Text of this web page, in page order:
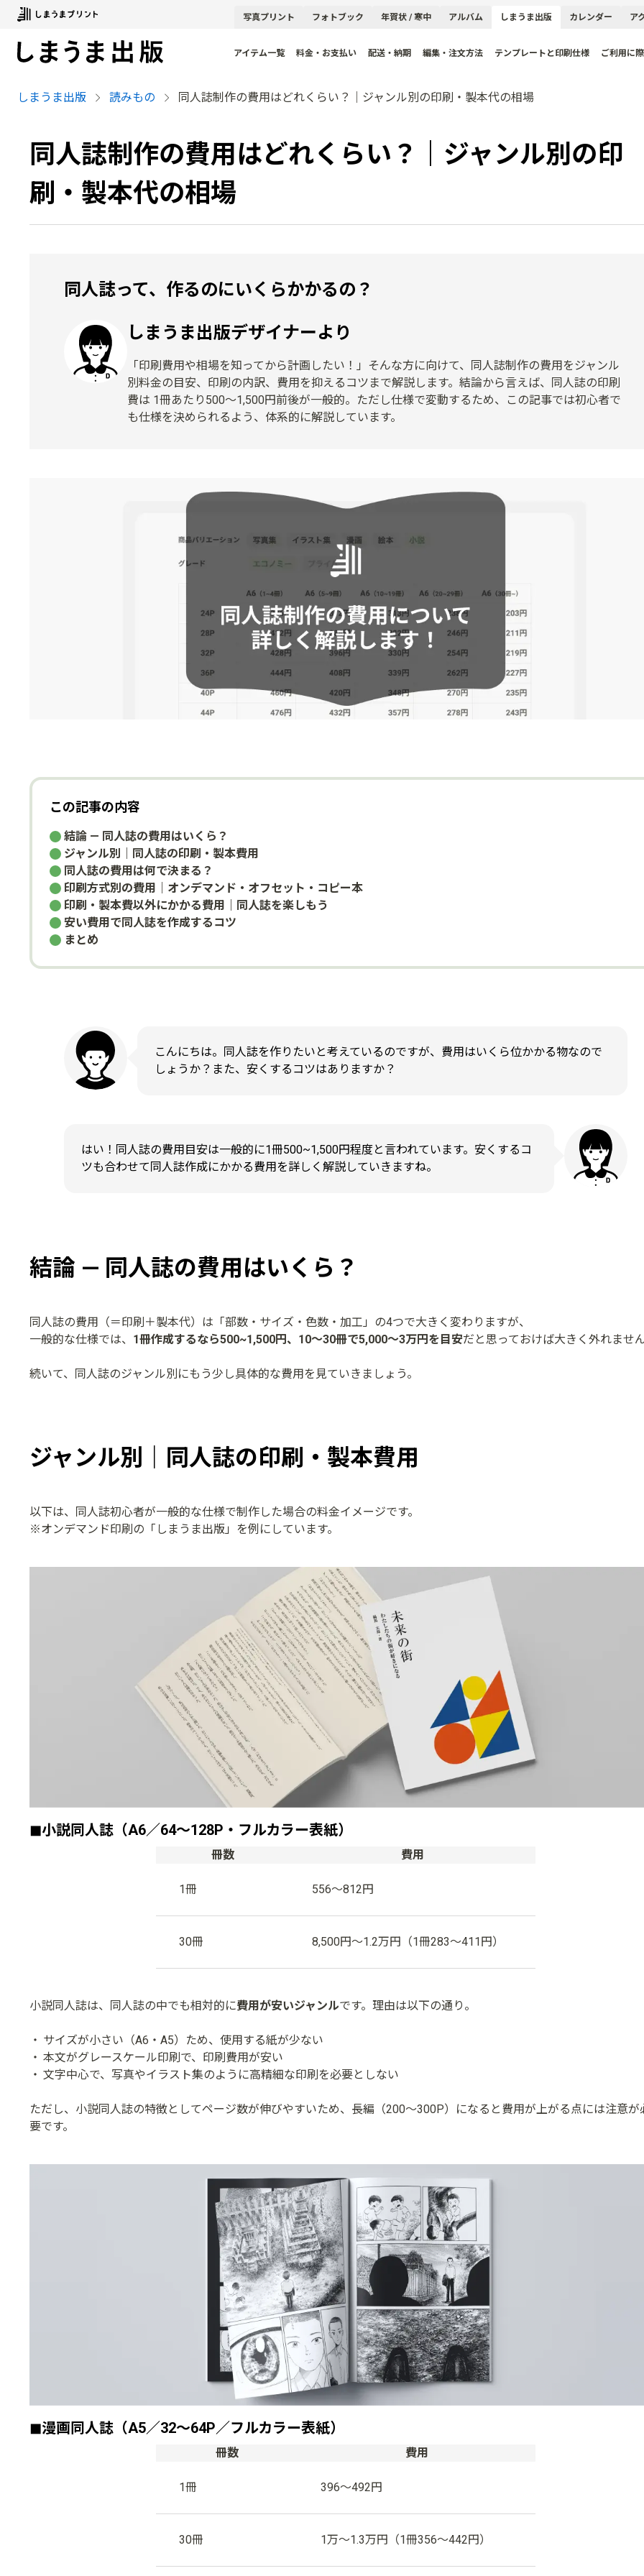
写真プリント フォトブック 年賀状 / 寒中 アルバム しまうま出版 カレンダー ア
アイテム一覧 料金・お支払い 配送・納期 編集・注文方法 テンプレートと印刷仕様 ご利用に
しまうま出版 読みもの 同人誌制作の費用はどれくらい？｜ジャンル別の印刷・製本代の相場
同人誌制作の費用はどれくらい？｜ジャンル別の印
刷・製本代の相場
同人誌って、作るのにいくらかかるの？
しまうま出版デザイナーより
「印刷費用や相場を知ってから計画したい！」そんな方に向けて、同人誌制作の費用をジャンル
別料金の目安、印刷の内訳、費用を抑えるコツまで解説します。結論から言えば、同人誌の印刷
費は 1冊あたり500〜1,500円前後が一般的。ただし仕様で変動するため、この記事では初心者で
も仕様を決められるよう、体系的に解説しています。
この記事の内容
結論 — 同人誌の費用はいくら？
ジャンル別｜同人誌の印刷・製本費用
同人誌の費用は何で決まる？
印刷方式別の費用｜オンデマンド・オフセット・コピー本
印刷・製本費以外にかかる費用｜同人誌を楽しもう
安い費用で同人誌を作成するコツ
まとめ
こんにちは。同人誌を作りたいと考えているのですが、費用はいくら位かかる物なので
しょうか？また、安くするコツはありますか？
はい！同人誌の費用目安は一般的に1冊500~1,500円程度と言われています。安くするコ
ツも合わせて同人誌作成にかかる費用を詳しく解説していきますね。
結論 — 同人誌の費用はいくら？
同人誌の費用（＝印刷＋製本代）は「部数・サイズ・色数・加工」の4つで大きく変わりますが、
一般的な仕様では、 1冊作成するなら500~1,500円、10〜30冊で5,000〜3万円を目安だと思っておけば大きく外れませ
続いて、同人誌のジャンル別にもう少し具体的な費用を見ていきましょう。
ジャンル別｜同人誌の印刷・製本費用
以下は、同人誌初心者が一般的な仕様で制作した場合の料金イメージです。
※オンデマンド印刷の「しまうま出版」を例にしています。
◼︎小説同人誌（A6／64〜128P・フルカラー表紙）
冊数 費用
1冊 556〜812円
30冊 8,500円〜1.2万円（1冊283〜411円）
小説同人誌は、同人誌の中でも相対的に費用が安いジャンルです。理由は以下の通り。
サイズが小さい（A6・A5）ため、使用する紙が少ない
本文がグレースケール印刷で、印刷費用が安い
文字中心で、写真やイラスト集のように高精細な印刷を必要としない
ただし、小説同人誌の特徴としてページ数が伸びやすいため、長編（200〜300P）になると費用が上がる点には注意が
要です。
◼︎漫画同人誌（A5／32〜64P／フルカラー表紙）
冊数 費用
1冊 396〜492円
30冊 1万〜1.3万円（1冊356〜442円）